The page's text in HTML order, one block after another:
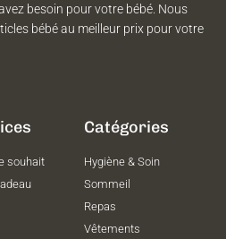
besoin pour votre bébé. Nous
bébé au meilleur prix pour votre
souhait
Catégories
Hygiène & Soin
Sommeil
Repas
Vêtements